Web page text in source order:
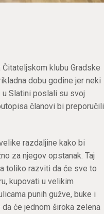
klubu Gradske
dobu godine jer neki
u Slatini poslali su svoj
članovi bi preporučili
razdaljine kako bi
za njegov opstanak. Taj
toliko razviti da će sve to
kupovati u velikim
punih gužve, buke i
će jednom široka zelena